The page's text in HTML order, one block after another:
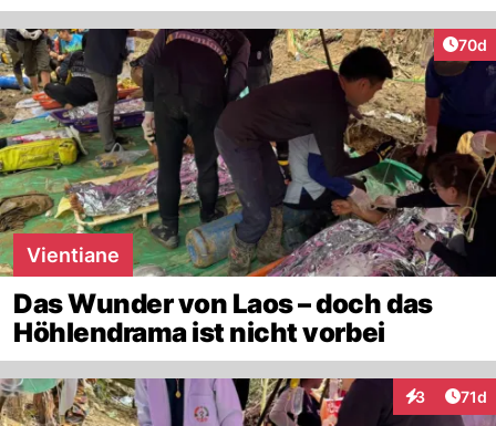
70d
Vientiane
Das Wunder von Laos – doch das
Höhlendrama ist nicht vorbei
3 71d